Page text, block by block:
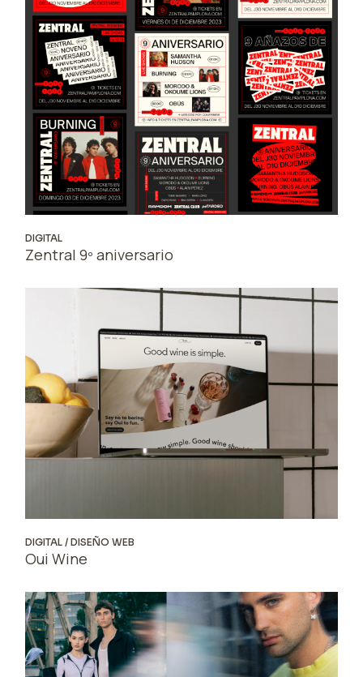
DIGITAL
Zentral 9º aniversario
DIGITAL DISEÑO WEB
Oui Wine